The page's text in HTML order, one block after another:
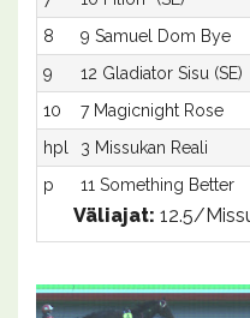
8
9 Samuel Dom Bye
9
12 Gladiator Sisu (SE)
10
7 Magicnight Rose
hpl
3 Missukan Reali
p
11 Something Better
Väliajat: 12.5/